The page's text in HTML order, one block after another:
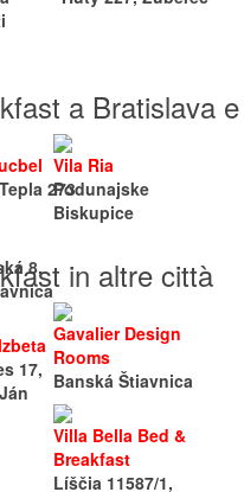
273
8,
17,
a Bratislava
Vila Ria
Podunajske
Biskupice
in altre città
Gavalier Design
Rooms
Banská Štiavnica
Villa Bella Bed &
Breakfast
Líščia 11587/1,